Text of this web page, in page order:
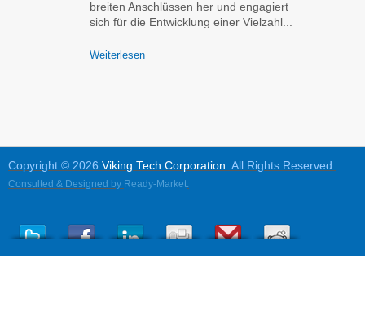
breiten Anschlüssen her und engagiert
sich für die Entwicklung einer Vielzahl...
Weiterlesen
Copyright © 2026 Viking Tech Corporation. All Rights Reserved.
Consulted & Designed by Ready-Market.